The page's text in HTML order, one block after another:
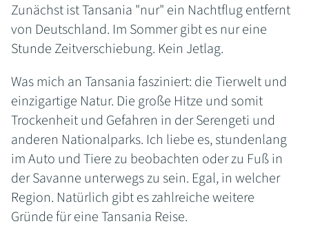
Zunächst ist Tansania "nur" ein Nachtflug entfernt
von Deutschland. Im Sommer gibt es nur eine
Stunde Zeitverschiebung. Kein Jetlag.
Was mich an Tansania fasziniert: die Tierwelt und
einzigartige Natur. Die große Hitze und somit
Trockenheit und Gefahren in der Serengeti und
anderen Nationalparks. Ich liebe es, stundenlang
im Auto und Tiere zu beobachten oder zu Fuß in
der Savanne unterwegs zu sein. Egal, in welcher
Region. Natürlich gibt es zahlreiche weitere
Gründe für eine Tansania Reise.